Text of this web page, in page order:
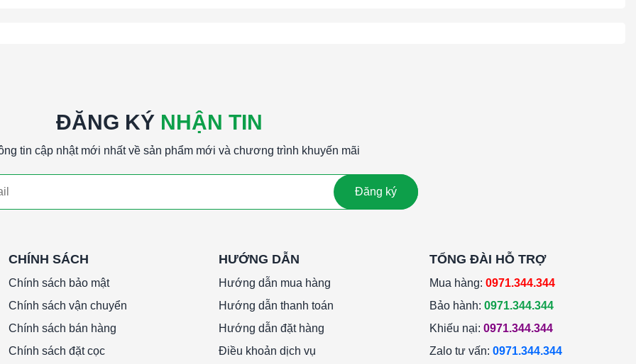
tôn 460x360x25mmLọc thô G4 khung tôn
ĐĂNG KÝ NHẬN TIN
tin cập nhật mới nhất về sản phẩm mới và chương trình khuyến mãi
Đăng ký
CHÍNH SÁCH
Chính sách bảo mật
Chính sách vận chuyển
Chính sách bán hàng
Chính sách đặt cọc
HƯỚNG DẪN
Hướng dẫn mua hàng
Hướng dẫn thanh toán
Hướng dẫn đặt hàng
Điều khoản dịch vụ
TỔNG ĐÀI HỖ TRỢ
Mua hàng: 0971.344.344
Bảo hành: 0971.344.344
Khiếu nại: 0971.344.344
Zalo tư vấn: 0971.344.344